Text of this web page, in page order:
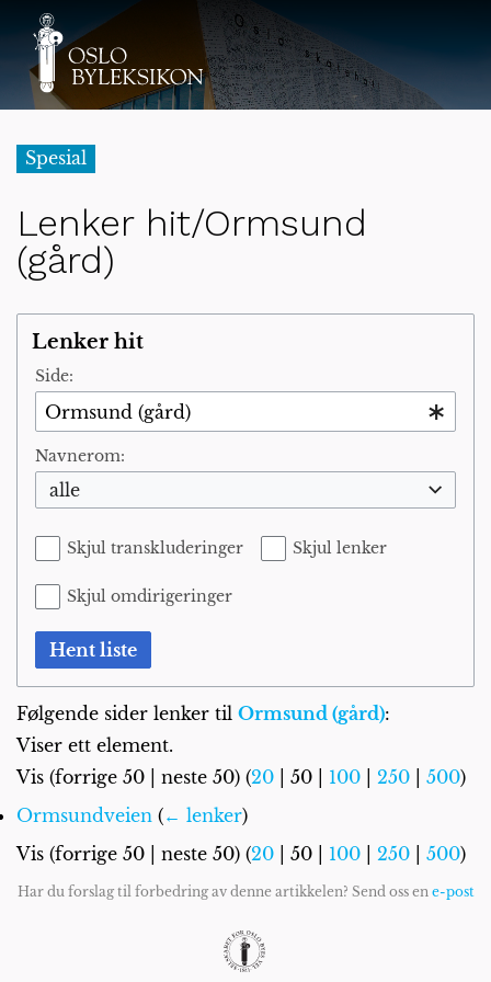
Spesial
Lenker hit/Ormsund
(gård)
Lenker hit
Side:
Navnerom:
alle
Skjul transkluderinger Skjul lenker
Skjul omdirigeringer
Hent liste
Følgende sider lenker til Ormsund (gård):
Viser ett element.
Vis (forrige 50 neste 50) (20 50 100 250 500)
Ormsundveien (← lenker)
Vis (forrige 50 neste 50) (20 50 100 250 500)
Har du forslag til forbedring av denne artikkelen? Send oss en e-post